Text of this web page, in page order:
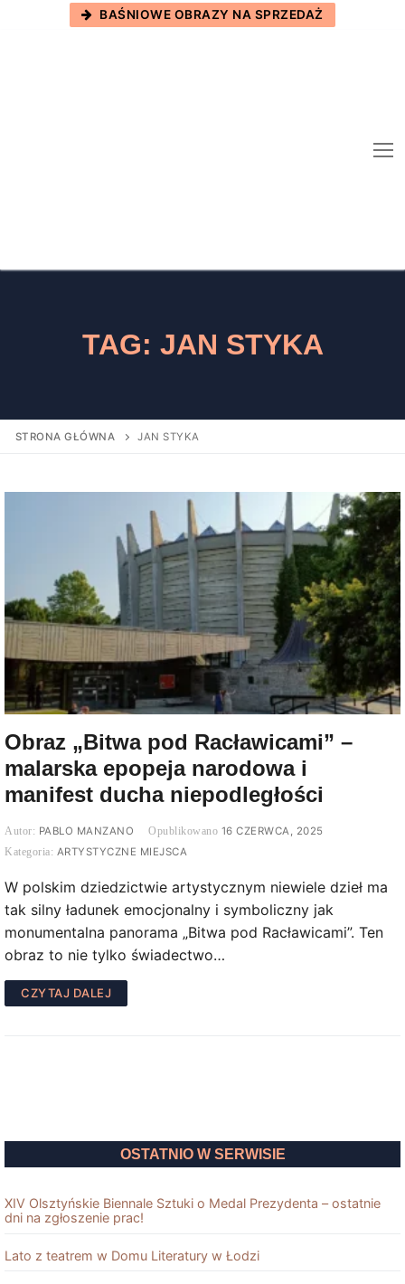
BAŚNIOWE OBRAZY NA SPRZEDAŻ
TAG: JAN STYKA
STRONA GŁÓWNA JAN STYKA
Obraz „Bitwa pod Racławicami” –
malarska epopeja narodowa i
manifest ducha niepodległości
PABLO MANZANO
16 CZERWCA, 2025
ARTYSTYCZNE MIEJSCA
W polskim dziedzictwie artystycznym niewiele dzieł ma
tak silny ładunek emocjonalny i symboliczny jak
monumentalna panorama „Bitwa pod Racławicami”. Ten
obraz to nie tylko świadectwo…
CZYTAJ DALEJ
OSTATNIO W SERWISIE
XIV Olsztyńskie Biennale Sztuki o Medal Prezydenta – ostatnie
dni na zgłoszenie prac!
Lato z teatrem w Domu Literatury w Łodzi